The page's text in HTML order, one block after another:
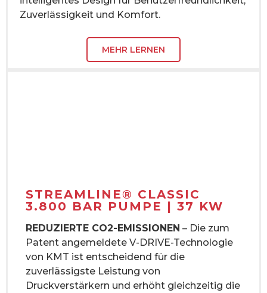
Zuverlässigkeit und Komfort.
MEHR LERNEN
STREAMLINE® CLASSIC
3.800 BAR PUMPE | 37 KW
REDUZIERTE CO2-EMISSIONEN – Die zum
Patent angemeldete V-DRIVE-Technologie
von KMT ist entscheidend für die
zuverlässigste Leistung von
Druckverstärkern und erhöht gleichzeitig die